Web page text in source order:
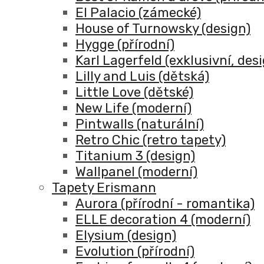
El Palacio (zámecké)
House of Turnowsky (design)
Hygge (přírodní)
Karl Lagerfeld (exklusivní,
Lilly and Luis (dětská)
Little Love (dětské)
New Life (moderní)
Pintwalls (naturální)
Retro Chic (retro tapety)
Titanium 3 (design)
Wallpanel (moderní)
Tapety Erismann
Aurora (přírodní - romantika)
ELLE decoration 4 (moderní)
Elysium (design)
Evolution (přírodní)